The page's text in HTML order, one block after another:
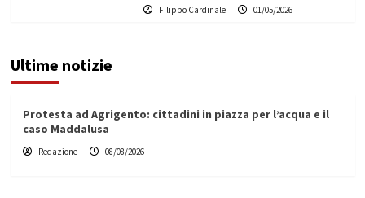
Filippo Cardinale 01/05/2026
Ultime notizie
Protesta ad Agrigento: cittadini in piazza per l’acqua e il
caso Maddalusa
Redazione 08/08/2026